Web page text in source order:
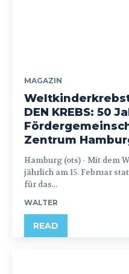
MAGAZIN
DEN KREBS: 50
Zentrum
Hamburg (ots) - Mit dem Weltkinderkrebstag, der
jährlich am 15. Februar
für das...
WALTER
READ